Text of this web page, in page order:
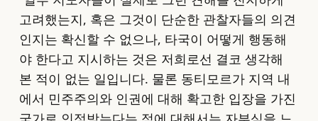
고려했는지, 혹은 그것이 단순한 관찰자들의 의견
인지는 확신할 수 없으나, 타국이 어떻게 행동해
야 한다고 지시하는 것은 저희로선 결코 생각해
본 적이 없는 일입니다. 물론 동티모르가 지역 내
에서 민주주의와 인권에 대해 확고한 입장을 가진